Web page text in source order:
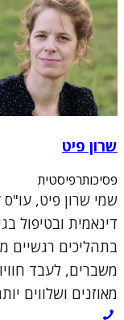
שרון פיט
פסיכותרפיסטית
בתהליכים רגשיים
משברים, לעבד
מאוזנים ושלווים